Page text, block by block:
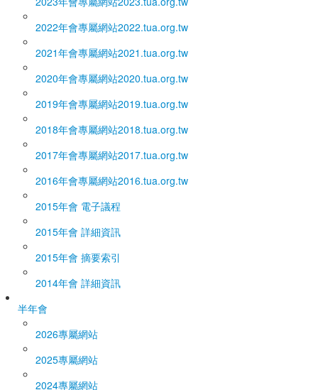
2022年會專屬網站2022.tua.org.tw
2021年會專屬網站2021.tua.org.tw
2020年會專屬網站2020.tua.org.tw
2019年會專屬網站2019.tua.org.tw
2018年會專屬網站2018.tua.org.tw
2017年會專屬網站2017.tua.org.tw
2016年會專屬網站2016.tua.org.tw
2015年會 電子議程
2015年會 詳細資訊
2015年會 摘要索引
2014年會 詳細資訊
半年會
2026專屬網站
2025專屬網站
2024專屬網站